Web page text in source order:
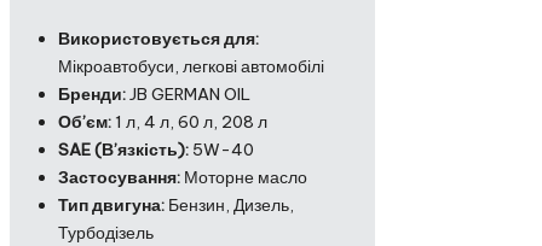
Використовується для:
Мікроавтобуси, легкові автомобілі
Бренди:JB GERMAN OIL
Об’єм: 1 л, 4 л, 60 л, 208 л
SAE (В’язкість): 5W-40
Застосування: Моторне масло
Тип двигуна: Бензин, Дизель,
Турбодізель